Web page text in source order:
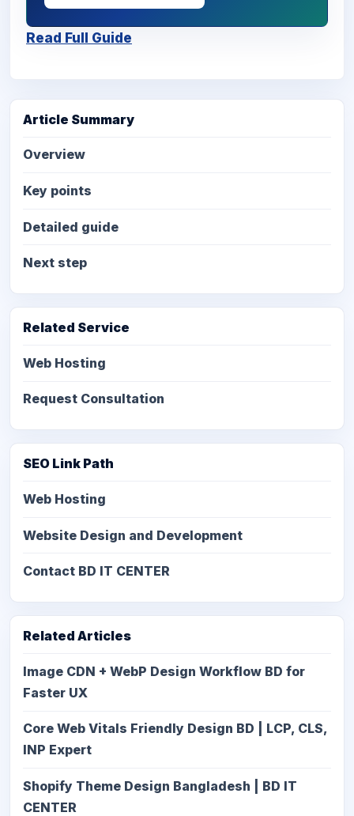
Read Full Guide
Article Summary
Overview
Key points
Detailed guide
Next step
Related Service
Web Hosting
Request Consultation
SEO Link Path
Web Hosting
Website Design and Development
Contact BD IT CENTER
Related Articles
Image CDN + WebP Design Workflow BD for
Faster UX
Core Web Vitals Friendly Design BD | LCP, CLS,
INP Expert
Shopify Theme Design Bangladesh | BD IT
CENTER